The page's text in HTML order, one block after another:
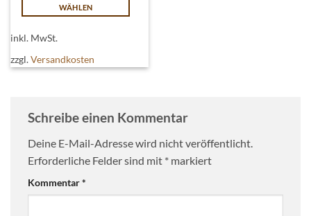
WÄHLEN
Produkt
mehrere
Optionen
können
der
Produktseite
gewählt
inkl. MwSt.
zzgl.Versandkosten
Schreibe einen Kommentar
Deine E-Mail-Adresse wird nicht veröffentlicht.
Erforderliche Felder sind mit * markiert
Kommentar*